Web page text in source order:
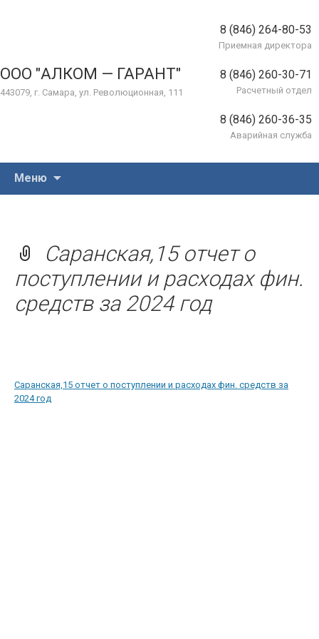
ООО "АЛКОМ — ГАРАНТ"
443079, г. Самара, ул. Революционная, 111
8 (846) 264-80-53
Приемная директора
8 (846) 260-30-71
Расчетный отдел
8 (846) 260-36-35
Аварийная служба
Меню
Саранская,15 отчет о
поступлении и расходах фин.
средств за 2024 год
Саранская,15 отчет о поступлении и расходах фин. средств за
2024 год